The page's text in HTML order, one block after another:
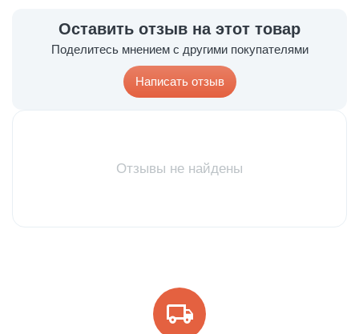
Оставить отзыв на этот товар
Поделитесь мнением с другими покупателями
Написать отзыв
Отзывы не найдены